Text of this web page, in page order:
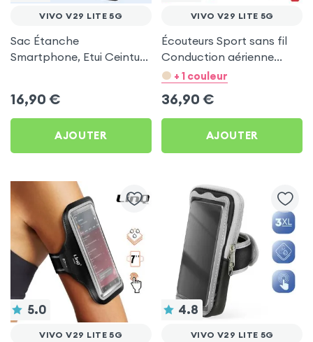
VIVO V29 LITE 5G
Sac Étanche
Smartphone, Etui Ceinture
V29 Lite 5G
16,90 €
AJOUTER
VIVO V29 LITE 5G
Écouteurs Sport sans fil
Conduction aérienne
Swissten Run Noir pour
+ 1 couleur
36,90 €
AJOUTER
5.0
VIVO V29 LITE 5G
4.8
VIVO V29 LITE 5G